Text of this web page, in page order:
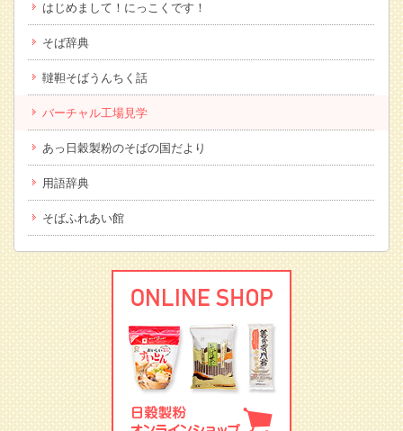
はじめまして！にっこくです！
そば辞典
韃靼そばうんちく話
バーチャル工場見学
あっ日穀製粉のそばの国だより
用語辞典
そばふれあい館